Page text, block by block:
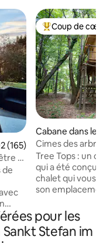
moyenne de 4,92 sur 5,
(165)
et
de
Coup de cœur
Coup de cœur
Cabane dans les
kovci
Cimes des arbres
Tree Tops : un
qui a été conçu
chalet qui vous
son
même les
Cette maison en
observatoire pour
pour les
Stefan im